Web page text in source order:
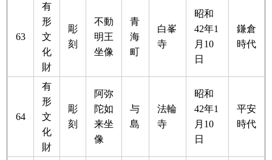
63
有
形
文
化
財
彫
刻
不動
明王
坐像
青
海
町
白峯
寺
昭和
42年1
月10
日
鎌倉
時代
64
有
形
文
化
財
彫
刻
阿弥
陀如
来坐
像
与
島
法輪
寺
昭和
42年1
月10
日
平安
時代